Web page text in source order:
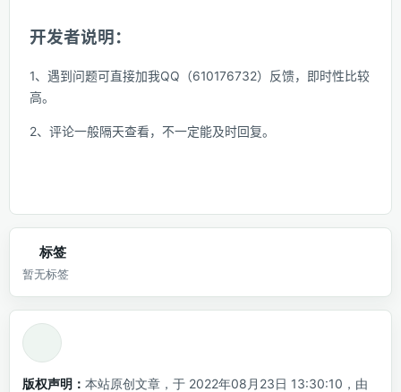
开发者说明：
1、遇到问题可直接加我QQ（610176732）反馈，即时性比较
高。
2、评论一般隔天查看，不一定能及时回复。
标签
暂无标签
版权声明： 本站原创文章，于 2022年08月23日 13:30:10，由